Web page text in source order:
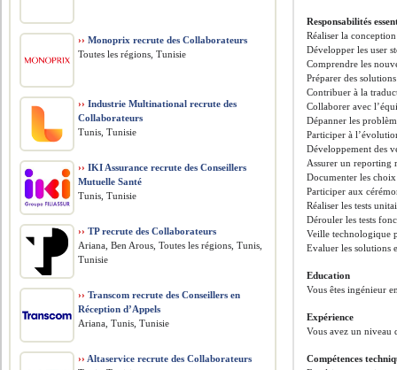
Responsabilités
Réaliser la
Développer les user
Comprendre les
Préparer des
Contribuer à la
Collaborer avec
Dépanner les
Participer à
Développement des
Assurer un reporting
Documenter les
Participer aux
Réaliser les tests
Dérouler les tests
Veille technologique
Evaluer les solutions
Education
Vous êtes ingénieur
Expérience
Vous avez un niveau
Compétences
›› Monoprix recrute des Collaborateurs
Toutes les régions, Tunisie
›› Industrie Multinational recrute des
Collaborateurs
Tunis, Tunisie
›› IKI Assurance recrute des Conseillers
Mutuelle Santé
Tunis, Tunisie
›› TP recrute des Collaborateurs
Ariana, Ben Arous, Toutes les régions, Tunis,
Tunisie
›› Transcom recrute des Conseillers en
Réception d’Appels
Ariana, Tunis, Tunisie
›› Altaservice recrute des Collaborateurs